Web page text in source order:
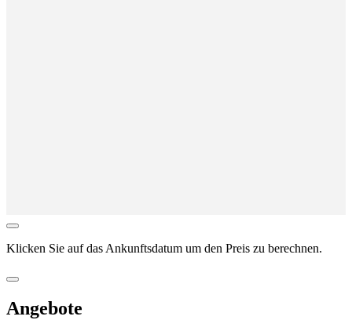
Klicken Sie auf das Ankunftsdatum um den Preis zu berechnen.
Angebote